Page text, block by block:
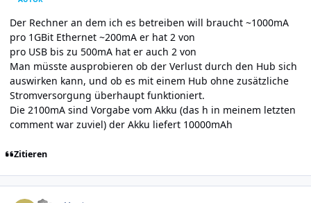
Der Rechner an dem ich es betreiben will braucht ~1000mA
pro 1GBit Ethernet ~200mA er hat 2 von
pro USB bis zu 500mA hat er auch 2 von
Man müsste ausprobieren ob der Verlust durch den Hub sich
auswirken kann, und ob es mit einem Hub ohne zusätzliche
Stromversorgung überhaupt funktioniert.
Die 2100mA sind Vorgabe vom Akku (das h in meinem letzten
comment war zuviel) der Akku liefert 10000mAh
Zitieren